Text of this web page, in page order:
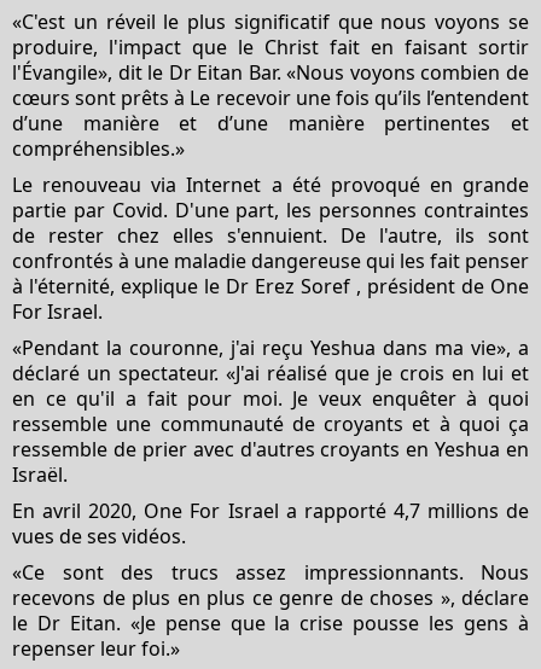
«C'est un réveil le plus significatif que nous voyons se
produire, l'impact que le Christ fait en faisant sortir
l'Évangile», dit le Dr Eitan Bar. «Nous voyons combien de
cœurs sont prêts à Le recevoir une fois qu’ils l’entendent
d’une manière et d’une manière pertinentes et
compréhensibles.»
Le renouveau via Internet a été provoqué en grande
partie par Covid. D'une part, les personnes contraintes
de rester chez elles s'ennuient. De l'autre, ils sont
confrontés à une maladie dangereuse qui les fait penser
à l'éternité, explique le Dr Erez Soref , président de One
For Israel.
«Pendant la couronne, j'ai reçu Yeshua dans ma vie», a
déclaré un spectateur. «J'ai réalisé que je crois en lui et
en ce qu'il a fait pour moi. Je veux enquêter à quoi
ressemble une communauté de croyants et à quoi ça
ressemble de prier avec d'autres croyants en Yeshua en
Israël.
En avril 2020, One For Israel a rapporté 4,7 millions de
vues de ses vidéos.
«Ce sont des trucs assez impressionnants. Nous
recevons de plus en plus ce genre de choses », déclare
le Dr Eitan. «Je pense que la crise pousse les gens à
repenser leur foi.»